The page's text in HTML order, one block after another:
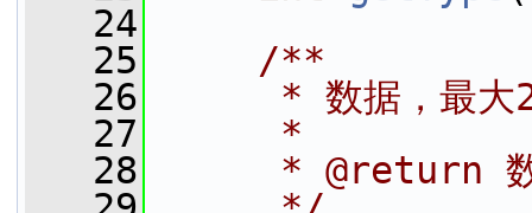
   24
   25
    /**
   26
* 数据，最
   27
     *
   28
* @return